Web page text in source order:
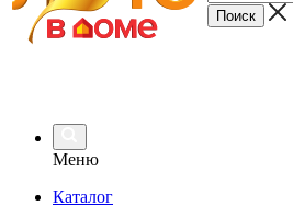
Меню
Каталог